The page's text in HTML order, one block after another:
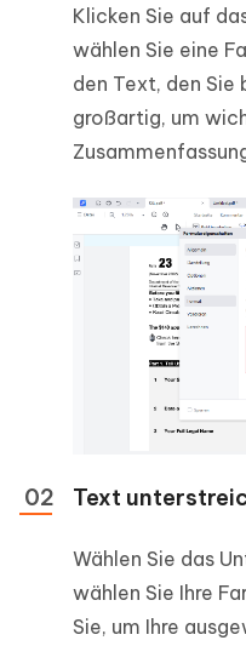
Klicken Sie auf
wählen Sie eine
den Text, den
großartig, um
Text
Wählen Sie das
wählen Sie Ihre
Sie, um Ihre